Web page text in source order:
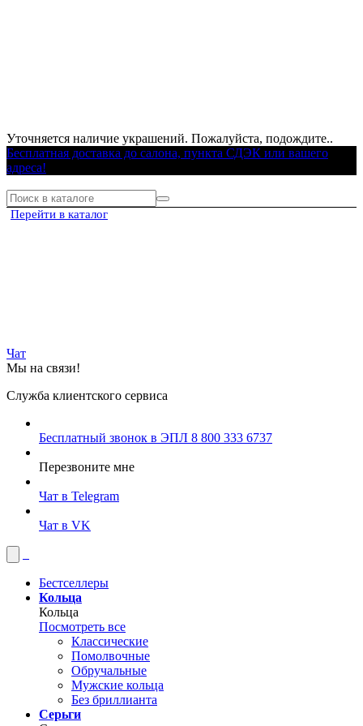
Уточняется наличие украшений. Пожалуйста, подождите..
Бесплатная доставка до салона, пункта СДЭК или вашего
адреса!
Перейти в каталог
Чат
Мы на связи!
Служба клиентского сервиса
Бесплатный звонок в ЭПЛ 8 800 333 6737
Перезвоните мне
Чат в Telegram
Чат в VK
Бестселлеры
Кольца
Кольца
Посмотреть все
Классические
Помолвочные
Обручальные
Мужские кольца
Без бриллианта
Серьги